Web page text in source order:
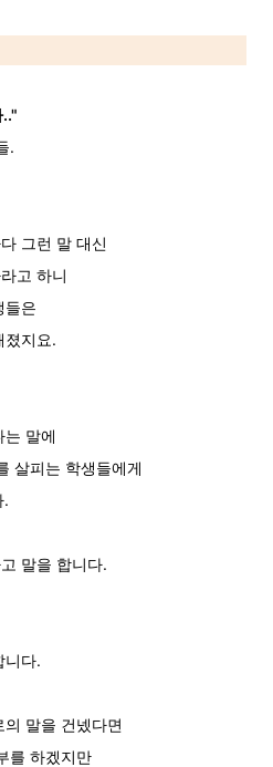
.
그런 말 대신
고 하니
들은
졌지요.
는 말에
살피는 학생들에게
.
말을 합니다.
니다.
말을 건넸다면
를 하겠지만